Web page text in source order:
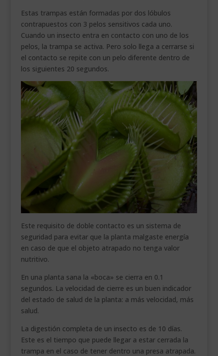
Estas trampas están formadas por dos lóbulos
contrapuestos con 3 pelos sensitivos cada uno.
Cuando un insecto entra en contacto con uno de los
pelos, la trampa se activa. Pero solo llega a cerrarse si
el contacto se repite con un pelo diferente dentro de
los siguientes 20 segundos.
Este requisito de doble contacto es un sistema de
seguridad para evitar que la planta malgaste energía
en caso de que el objeto atrapado no tenga valor
nutritivo.
En una planta sana la «boca» se cierra en 0.1
segundos. La velocidad de cierre es un buen indicador
del estado de salud de la planta: a más velocidad, más
salud.
La digestión completa de un insecto es de 10 días.
Este es el tiempo que puede llegar a estar cerrada la
trampa en el caso de tener dentro una presa atrapada.